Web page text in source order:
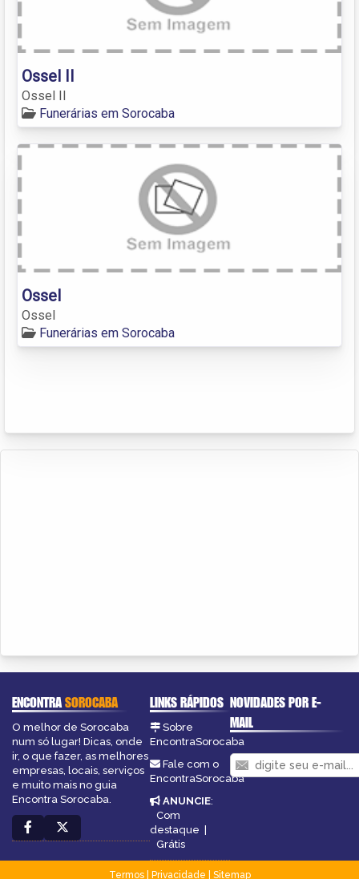
Ossel II
Ossel II
Funerárias em Sorocaba
Ossel
Ossel
Funerárias em Sorocaba
ENCONTRASOROCABA
O melhor de Sorocaba
num só lugar! Dicas, onde
ir, o que fazer, as melhores
empresas, locais, serviços
e muito mais no guia
Encontra Sorocaba.
LINKS RÁPIDOS
Sobre
EncontraSorocaba
Fale com o
EncontraSorocaba
ANUNCIE:
Com
destaque |
Grátis
NOVIDADES POR E-
MAIL
Termos| Privacidade
Sitemap